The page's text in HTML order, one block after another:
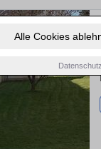
Alle Cookies